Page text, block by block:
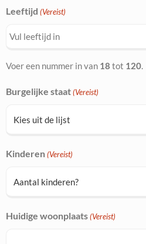
Leeftijd (Vereist)
Voer een nummer in van 18 tot 120.
Burgelijke staat (Vereist)
Kinderen (Vereist)
Huidige woonplaats (Vereist)